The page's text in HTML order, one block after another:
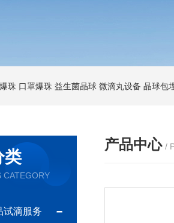
珠 口罩爆珠 益生菌晶球 微滴丸设备 晶球包
类
CATEGORY
试滴服务
产品中心 /